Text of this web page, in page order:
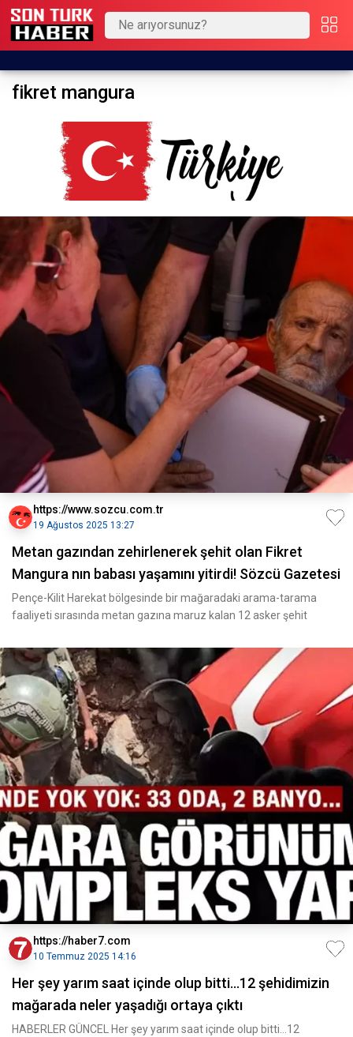
fikret mangura
https://www.sozcu.com.tr
19 Ağustos 2025 13:27
Metan gazından zehirlenerek şehit olan Fikret
Mangura nın babası yaşamını yitirdi! Sözcü Gazetesi
Pençe-Kilit Harekat bölgesinde bir mağaradaki arama-tarama
faaliyeti sırasında metan gazına maruz kalan 12 asker şehit
https://haber7.com
10 Temmuz 2025 14:16
Her şey yarım saat içinde olup bitti...12 şehidimizin
mağarada neler yaşadığı ortaya çıktı
HABERLER GÜNCEL Her şey yarım saat içinde olup bitti...12